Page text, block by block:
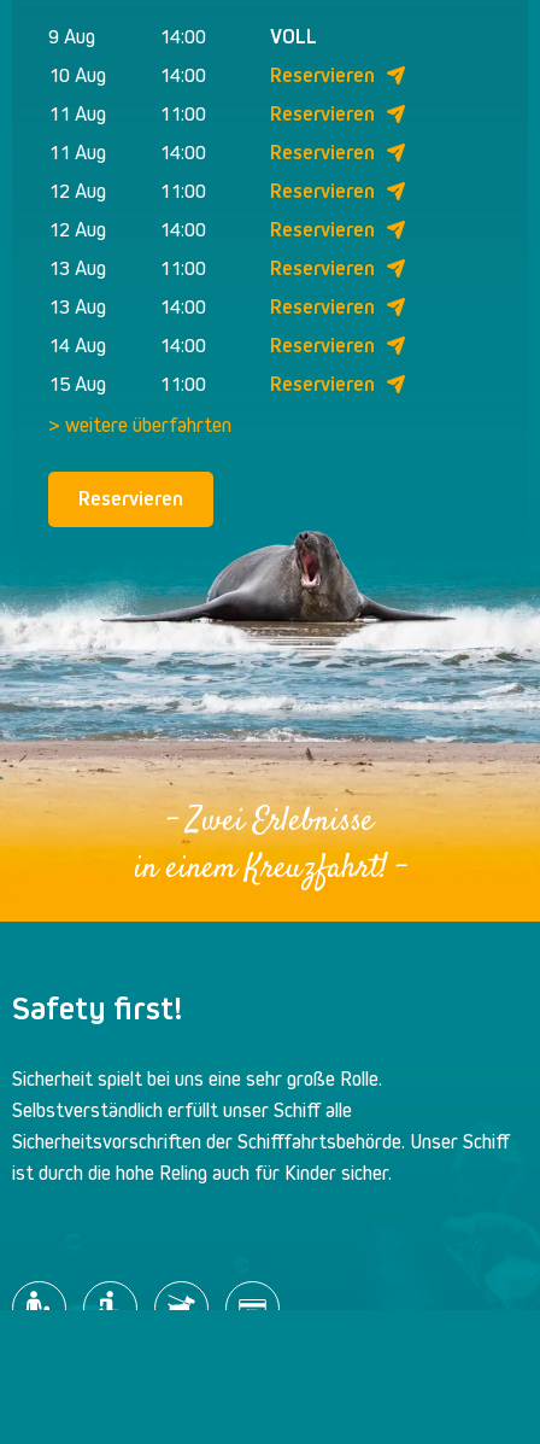
9 Aug 14:00
VOLL
10 Aug
14:00
Reservieren
11 Aug
11:00
Reservieren
11 Aug
14:00
Reservieren
12 Aug
11:00
Reservieren
12 Aug
14:00
Reservieren
13 Aug
11:00
Reservieren
13 Aug
14:00
Reservieren
14 Aug
14:00
Reservieren
15 Aug
11:00
Reservieren
> weitere überfahrten
Reservieren
- Zwei Erlebnisse
in einem Kreuzfahrt! -
Safety first!
Sicherheit spielt bei uns eine sehr große Rolle.
Selbstverständlich erfüllt unser Schiff alle
Sicherheitsvorschriften der Schifffahrtsbehörde. Unser Schiff
ist durch die hohe Reling auch für Kinder sicher.